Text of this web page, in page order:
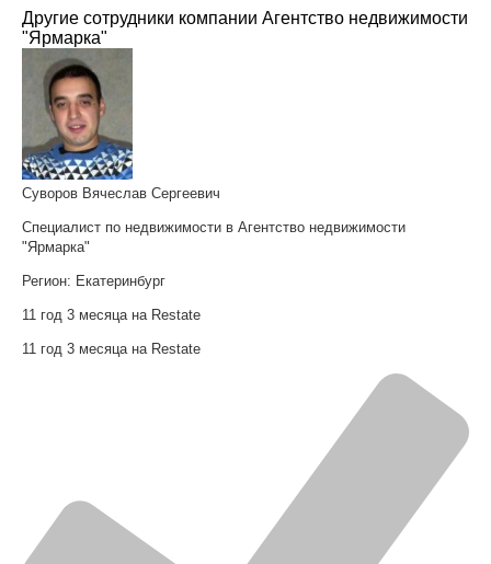
Другие сотрудники компании Агентство недвижимости
"Ярмарка"
Суворов Вячеслав Сергеевич
Специалист по недвижимости в Агентство недвижимости
"Ярмарка"
Регион: Екатеринбург
11 год 3 месяца на Restate
11 год 3 месяца на Restate